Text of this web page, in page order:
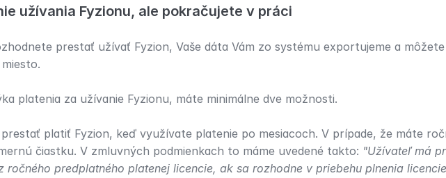
užívania Fyzionu, ale pokračujete v práci
prestať užívať Fyzion, Vaše dáta Vám zo systému exportujeme a
platenia za užívanie Fyzionu, máte minimálne dve možnosti.
platiť Fyzion, keď využívate platenie po mesiacoch. V prípade, že máte
čiastku. V zmluvných podmienkach to máme uvedené takto: "Užívateľ má
ročného predplatného platenej licencie, ak sa rozhodne v priebehu plnenia